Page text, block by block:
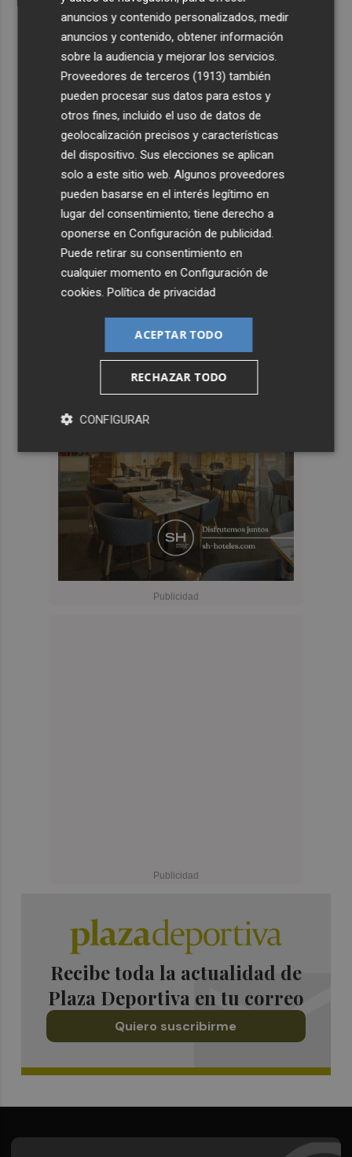
Recibe toda la actualidad de
Plaza Deportiva en tu correo
Quiero suscribirme
anuncios y contenido personalizados, medir
anuncios y contenido, obtener información
sobre la audiencia y mejorar los servicios.
Proveedores de terceros (1913) también
pueden procesar sus datos para estos y
otros fines, incluido el uso de datos de
geolocalización precisos y características
del dispositivo. Sus elecciones se aplican
solo a este sitio web. Algunos proveedores
pueden basarse en el interés legítimo en
lugar del consentimiento; tiene derecho a
oponerse enConfiguración de publicidad
Puede retirar su consentimiento en
cualquier momento enConfiguración de
cookies .Política de privacidad
ACEPTAR TODO
RECHAZAR TODO
CONFIGURAR